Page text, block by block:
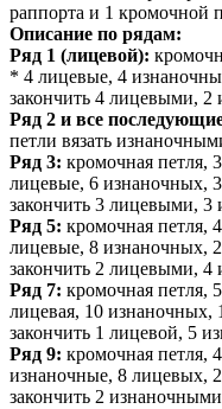
раппорта и 1 кромочной
Описание по рядам:
Ряд 1 (лицевой):
* 4 лицевые, 4
закончить 4 лицевыми,
Ряд 2 и все
петли вязать
Ряд 3: кромочная петля,
лицевые, 6 изнаночных,
закончить 3 лицевыми,
Ряд 5: кромочная петля,
лицевые, 8 изнаночных,
закончить 2 лицевыми,
Ряд 7: кромочная петля,
лицевая, 10 изнаночных,
закончить 1 лицевой, 5
Ряд 9: кромочная петля,
изнаночные, 8 лицевых,
закончить 2